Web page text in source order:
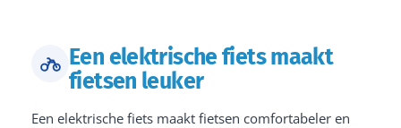
Een elektrische fiets maakt
fietsen leuker
Een elektrische fiets maakt fietsen comfortabeler en